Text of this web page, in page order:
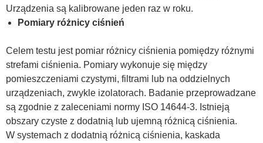
Urządzenia są kalibrowane jeden raz w roku.
Pomiary różnicy ciśnień
Celem testu jest pomiar różnicy ciśnienia pomiędzy różnymi
strefami ciśnienia. Pomiary wykonuje się między
pomieszczeniami czystymi, filtrami lub na oddzielnych
urządzeniach, zwykle izolatorach. Badanie przeprowadzane
są zgodnie z zaleceniami normy ISO 14644-3. Istnieją
obszary czyste z dodatnią lub ujemną różnicą ciśnienia.
W systemach z dodatnią różnicą ciśnienia, kaskada